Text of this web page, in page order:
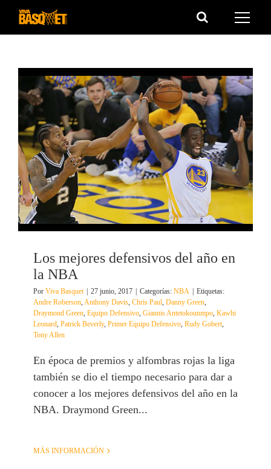
Saltar
Los mejores defensivos del año en
la NBA
Por Viva Basquet 27 junio, 2017 Categorías: NBA
Etiquetas:
Andre Roberson, Anthony Davis, Chris Paul, Danny Green,
Draymond Green, Equipo Defensivo, Giannis Antetokounmpo, Kawhi
Leonard, Patrick Beverly, Primer Equipo Defensivo, Rudy Gobert,
Tony Allen
En época de premios y alfombras rojas la liga
también se dio el tiempo necesario para dar a
conocer a los mejores defensivos del año en la
NBA. Draymond Green...
MÁS INFORMACIÓN